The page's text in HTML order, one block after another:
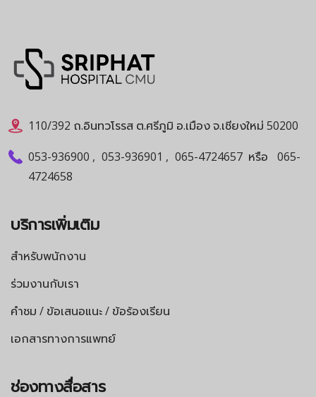
110/392 ถ.อินทวโรรส ต.ศรีภูมิ อ.เมือง จ.เชียงใหม่ 50200
053-936900 , 053-936901 , 065-4724657 หรือ
065-
4724658
บริการเพิ่มเติม
สำหรับพนักงาน
ร่วมงานกับเรา
คำชม / ข้อเสนอแนะ / ข้อร้องเรียน
เอกสารทางการแพทย์
ช่องทางสื่อสาร